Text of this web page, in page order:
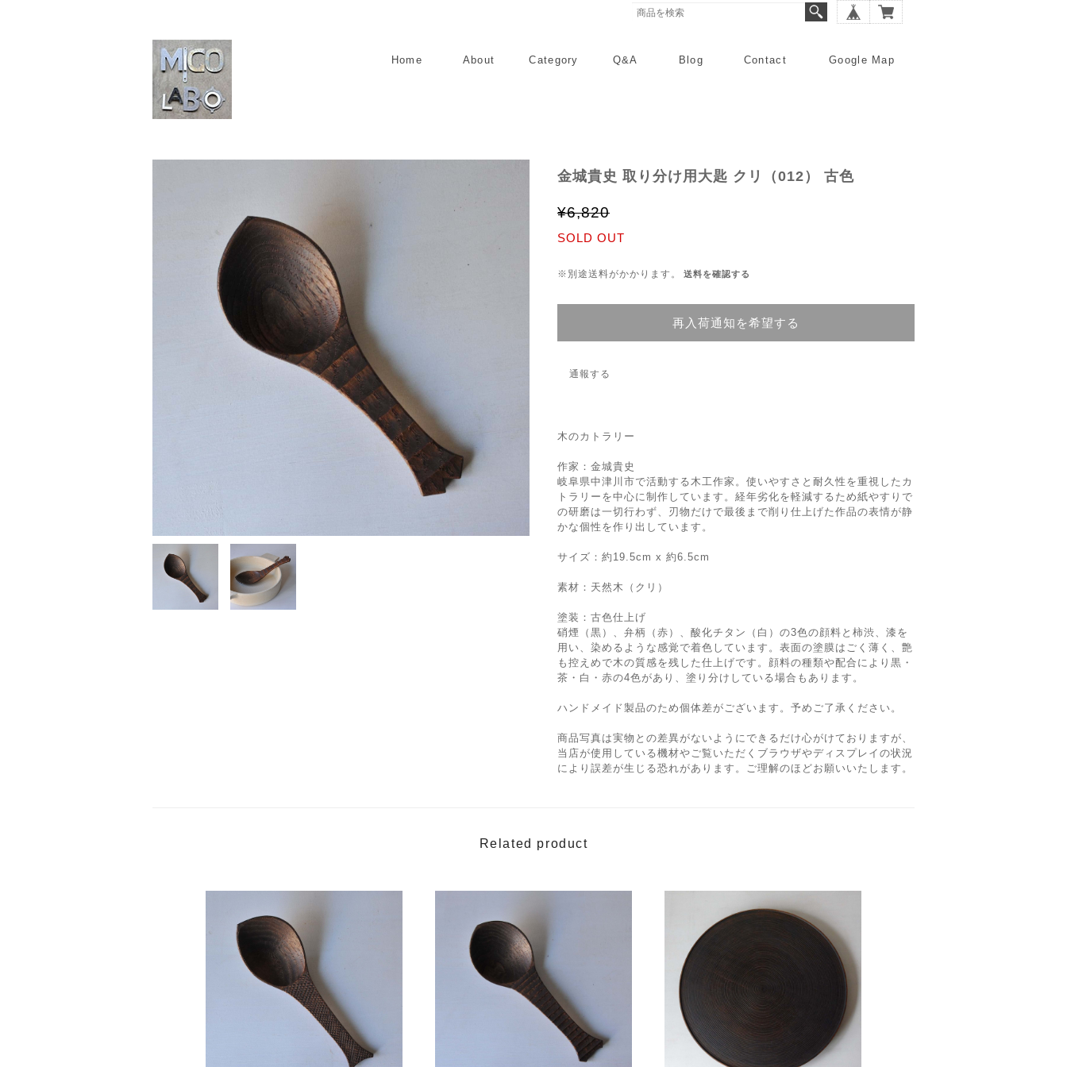
Home About Category Q&A Blog Contact Google Map
金城貴史 取り分け用大匙 クリ（012） 古色
¥6,820
SOLD OUT
※別途送料がかかります。 送料を確認する
再入荷通知を希望する
通報する
木のカトラリー
作家：金城貴史
岐阜県中津川市で活動する木工作家。使いやすさと耐久性を重視したカ
トラリーを中心に制作しています。経年劣化を軽減するため紙やすりで
の研磨は一切行わず、刃物だけで最後まで削り仕上げた作品の表情が静
かな個性を作り出しています。
サイズ：約19.5cm x 約6.5cm
素材：天然木（クリ）
塗装：古色仕上げ
硝煙（黒）、弁柄（赤）、酸化チタン（白）の3色の顔料と柿渋、漆を
用い、染めるような感覚で着色しています。表面の塗膜はごく薄く、艶
も控えめで木の質感を残した仕上げです。顔料の種類や配合により黒・
茶・白・赤の4色があり、塗り分けしている場合もあります。
ハンドメイド製品のため個体差がございます。予めご了承ください。
商品写真は実物との差異がないようにできるだけ心がけておりますが、
当店が使用している機材やご覧いただくブラウザやディスプレイの状況
により誤差が生じる恐れがあります。ご理解のほどお願いいたします。
Related product